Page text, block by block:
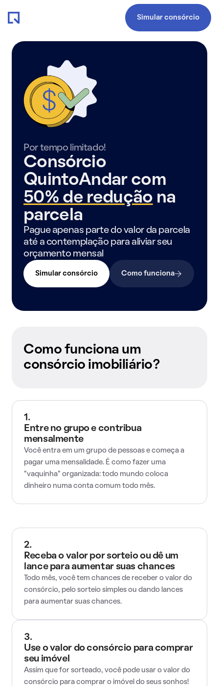
Simular consórcio
Por tempo limitado!
Consórcio
QuintoAndar com
50% de redução na
parcela
Pague apenas parte do valor da parcela
até a contemplação para aliviar seu
orçamento mensal
Simular consórcio Como funciona
Como funciona um
consórcio imobiliário?
1.
Entre no grupo e contribua
mensalmente
Você entra em um grupo de pessoas e começa a
pagar uma mensalidade. É como fazer uma
"vaquinha" organizada: todo mundo coloca
dinheiro numa conta comum todo mês.
2.
Receba o valor por sorteio ou dê um
lance para aumentar suas chances
Todo mês, você tem chances de receber o valor do
consórcio, pelo sorteio simples ou dando lances
para aumentar suas chances.
3.
Use o valor do consórcio para comprar
seu imóvel
Assim que for sorteado, você pode usar o valor do
consórcio para comprar o imóvel do seus sonhos!